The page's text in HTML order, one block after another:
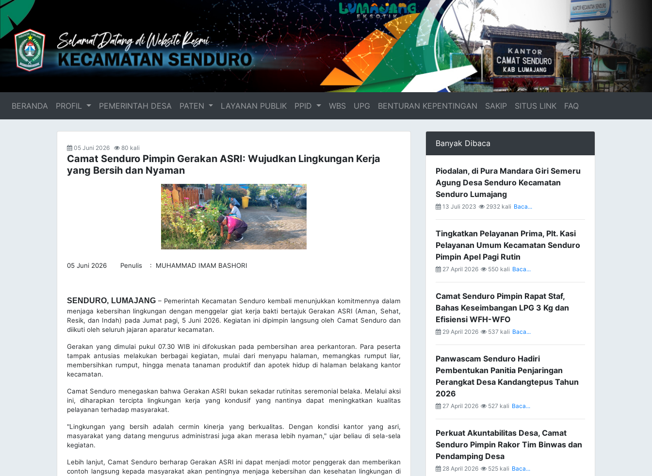
BERANDA (current)
PROFIL PEMERINTAH DESA PATEN LAYANAN PUBLIK PPID WBS UPG BENTURAN KEPENTINGAN SAKIP SITUS LINK FAQ
05 Juni 2026 80 kali
Camat Senduro Pimpin Gerakan ASRI: Wujudkan Lingkungan Kerja
yang Bersih dan Nyaman
05 Juni 2026 Penulis : MUHAMMAD IMAM BASHORI
SENDURO, LUMAJANG – Pemerintah Kecamatan Senduro kembali menunjukkan komitmennya dalam
menjaga kebersihan lingkungan dengan menggelar giat kerja bakti bertajuk Gerakan ASRI (Aman, Sehat,
Resik, dan Indah) pada Jumat pagi, 5 Juni 2026. Kegiatan ini dipimpin langsung oleh Camat Senduro dan
diikuti oleh seluruh jajaran aparatur kecamatan.
Gerakan yang dimulai pukul 07.30 WIB ini difokuskan pada pembersihan area perkantoran. Para peserta
tampak antusias melakukan berbagai kegiatan, mulai dari menyapu halaman, memangkas rumput liar,
membersihkan rumput, hingga menata tanaman produktif dan apotek hidup di halaman belakang kantor
kecamatan.
Camat Senduro menegaskan bahwa Gerakan ASRI bukan sekadar rutinitas seremonial belaka. Melalui aksi
ini, diharapkan tercipta lingkungan kerja yang kondusif yang nantinya dapat meningkatkan kualitas
pelayanan terhadap masyarakat.
"Lingkungan yang bersih adalah cermin kinerja yang berkualitas. Dengan kondisi kantor yang asri,
masyarakat yang datang mengurus administrasi juga akan merasa lebih nyaman," ujar beliau di sela-sela
kegiatan.
Lebih lanjut, Camat Senduro berharap Gerakan ASRI ini dapat menjadi motor penggerak dan memberikan
contoh langsung kepada masyarakat akan pentingnya menjaga kebersihan dan kesehatan lingkungan di
Banyak Dibaca
Piodalan, di Pura Mandara Giri Semeru
Agung Desa Senduro Kecamatan
Senduro Lumajang
13 Juli 2023 2932 kali Baca...
Tingkatkan Pelayanan Prima, Plt. Kasi
Pelayanan Umum Kecamatan Senduro
Pimpin Apel Pagi Rutin
27 April 2026 550 kali Baca...
Camat Senduro Pimpin Rapat Staf,
Bahas Keseimbangan LPG 3 Kg dan
Efisiensi WFH-WFO
29 April 2026 537 kali Baca...
Panwascam Senduro Hadiri
Pembentukan Panitia Penjaringan
Perangkat Desa Kandangtepus Tahun
2026
27 April 2026 527 kali Baca...
Perkuat Akuntabilitas Desa, Camat
Senduro Pimpin Rakor Tim Binwas dan
Pendamping Desa
28 April 2026 525 kali Baca...